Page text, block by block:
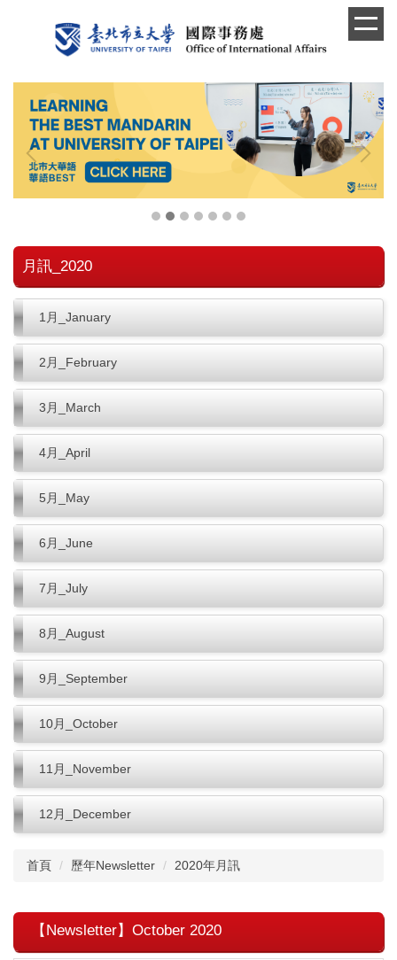
內
月訊_2020
1月_January
2月_February
3月_March
4月_April
5月_May
6月_June
7月_July
8月_August
9月_September
10月_October
11月_November
12月_December
首頁 歷年Newsletter 2020年月訊
【Newsletter】October 2020